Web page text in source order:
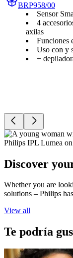
BRP958/00
Sensor
4
axilas
Funciones
Uso con y
+
Discover
Whether you are
solutions – Philips
View all
Te podría